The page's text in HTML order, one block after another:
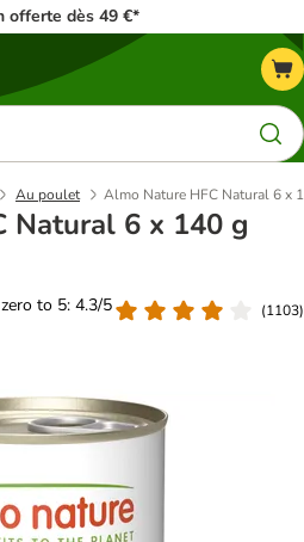
offerte dès 49 €*
Au poulet Almo Nature HFC Natural 6 x
Natural 6 x 140 g
to 5: 4.3/5
(1103)